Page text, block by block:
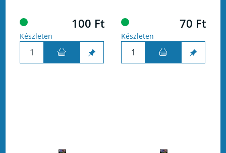
100 Ft
Készleten
70 Ft
Készleten